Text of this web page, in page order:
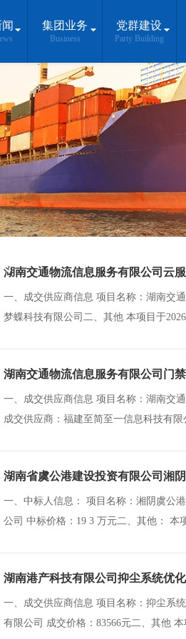
集团业务
Business
党群建设
Party Building
湖南交通物流信息服务有限公司云
一、成交供应商信息 项目名称：湖南交
梦蝶科技有限公司二、其他 本项目于
湖南交通物流信息服务有限公司门
一、成交供应商信息 项目名称：湖南交
成交供应商：福建至简至一信息科技有限
湖南省虞公港建设投资有限公司湘
一、中标人信息： 项目名称：湘阴虞公港二期工程环保监测技术服务 中标人：长沙崇德检测科技有限
公司
湖南港产科技有限公司抑尘系统优
一、成交供应商信息 项目名称：抑尘系
有限公司 成交价格：83566元二、其他